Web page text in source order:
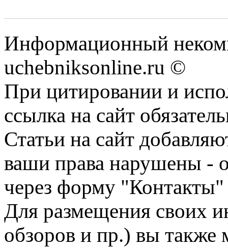
Информационный
uchebniksonline.ru ©
При цитировании и
ссылка на сайт
Статьи на сайт
ваши права нарушены -
через форму "Контакты"
Для размещения своих
обзоров и пр.) вы также